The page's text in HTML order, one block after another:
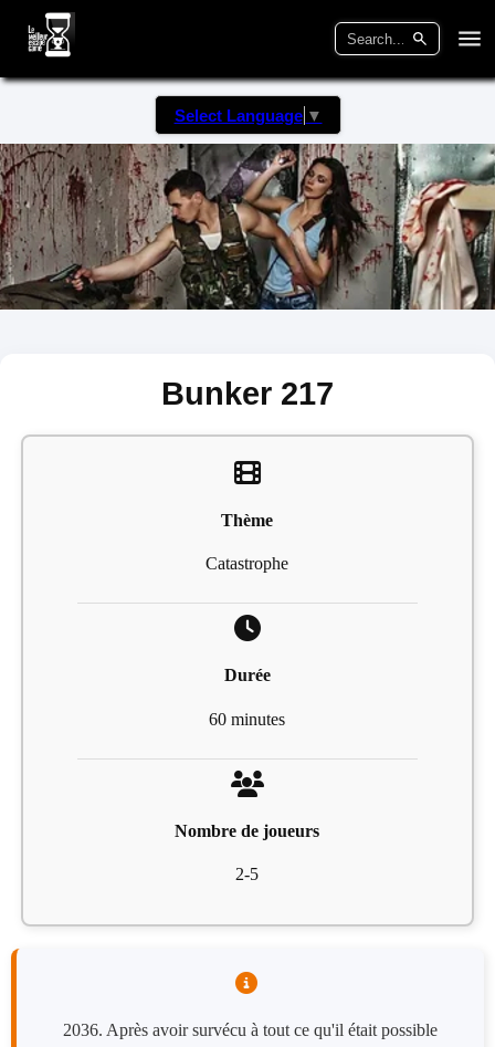
Select Language ▼
Bunker 217
Thème
Catastrophe
Durée
60 minutes
Nombre de joueurs
2-5
2036. Après avoir survécu à tout ce qu'il était possible